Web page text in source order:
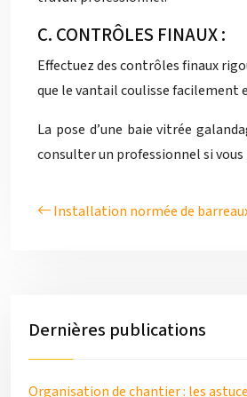
C. CONTRÔLES FINAUX :
Effectuez des contrôles finaux
que le vantail coulisse facilement
La pose d’une baie vitrée
consulter un professionnel si vous
Installation normée de
Dernières publications
Organisation de chantier : les